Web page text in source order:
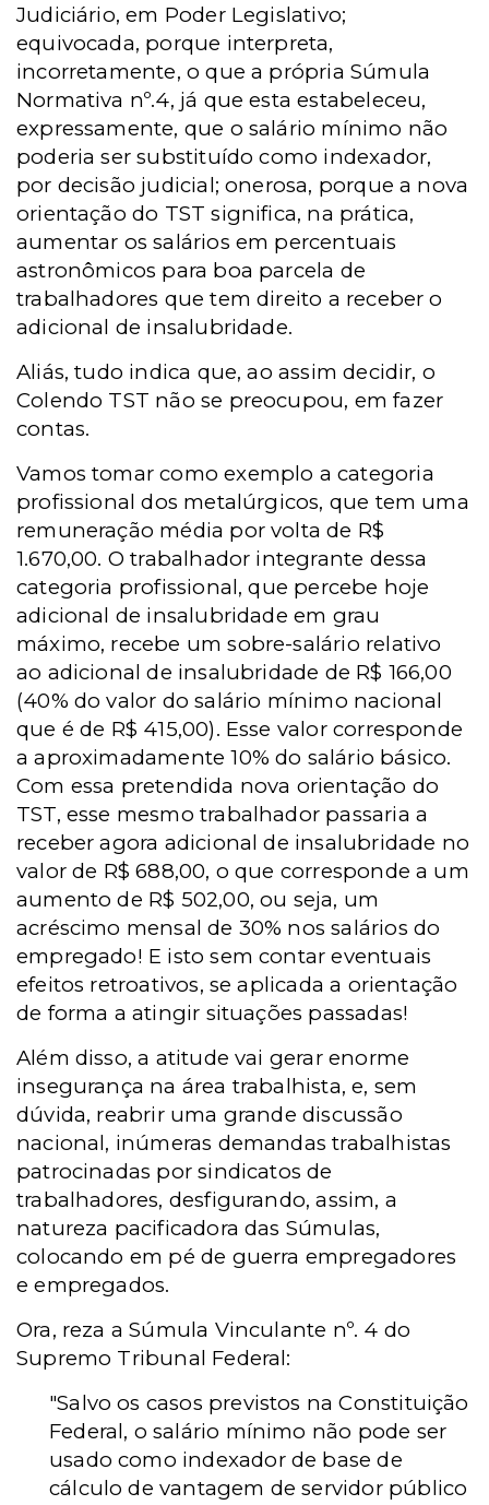
Judiciário, em Poder Legislativo;
equivocada, porque interpreta,
incorretamente, o que a própria Súmula
Normativa nº.4, já que esta estabeleceu,
expressamente, que o salário mínimo não
poderia ser substituído como indexador,
por decisão judicial; onerosa, porque a nova
orientação do TST significa, na prática,
aumentar os salários em percentuais
astronômicos para boa parcela de
trabalhadores que tem direito a receber o
adicional de insalubridade.
Aliás, tudo indica que, ao assim decidir, o
Colendo TST não se preocupou, em fazer
contas.
Vamos tomar como exemplo a categoria
profissional dos metalúrgicos, que tem uma
remuneração média por volta de R$
1.670,00. O trabalhador integrante dessa
categoria profissional, que percebe hoje
adicional de insalubridade em grau
máximo, recebe um sobre-salário relativo
ao adicional de insalubridade de R$ 166,00
(40% do valor do salário mínimo nacional
que é de R$ 415,00). Esse valor corresponde
a aproximadamente 10% do salário básico.
Com essa pretendida nova orientação do
TST, esse mesmo trabalhador passaria a
receber agora adicional de insalubridade no
valor de R$ 688,00, o que corresponde a um
aumento de R$ 502,00, ou seja, um
acréscimo mensal de 30% nos salários do
empregado! E isto sem contar eventuais
efeitos retroativos, se aplicada a orientação
de forma a atingir situações passadas!
Além disso, a atitude vai gerar enorme
insegurança na área trabalhista, e, sem
dúvida, reabrir uma grande discussão
nacional, inúmeras demandas trabalhistas
patrocinadas por sindicatos de
trabalhadores, desfigurando, assim, a
natureza pacificadora das Súmulas,
colocando em pé de guerra empregadores
e empregados.
Ora, reza a Súmula Vinculante nº. 4 do
Supremo Tribunal Federal:
"Salvo os casos previstos na Constituição
Federal, o salário mínimo não pode ser
usado como indexador de base de
cálculo de vantagem de servidor público